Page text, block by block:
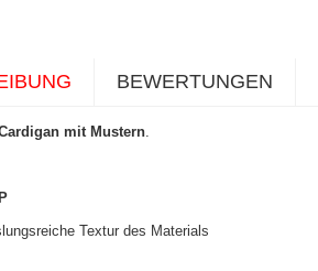
BEWERTUNGEN
mit Mustern.
Textur des Materials